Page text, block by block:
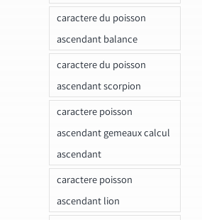
caractere du poisson
ascendant balance
caractere du poisson
ascendant scorpion
caractere poisson
ascendant gemeaux calcul
ascendant
caractere poisson
ascendant lion